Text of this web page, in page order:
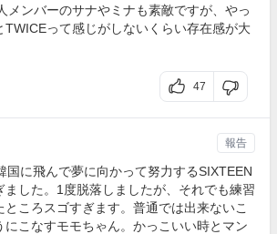
メンバーのサナやミナも素敵ですが、やっ
TWICEって感じがしないくらい存在感が大
47
国に飛んで夢に向かって努力するSIXTEEN
ました。1度脱落しましたが、それでも練習
ところスゴすぎます。普通では出来ないこ
にこなすモモちゃん。かっこいい時とマン
報告